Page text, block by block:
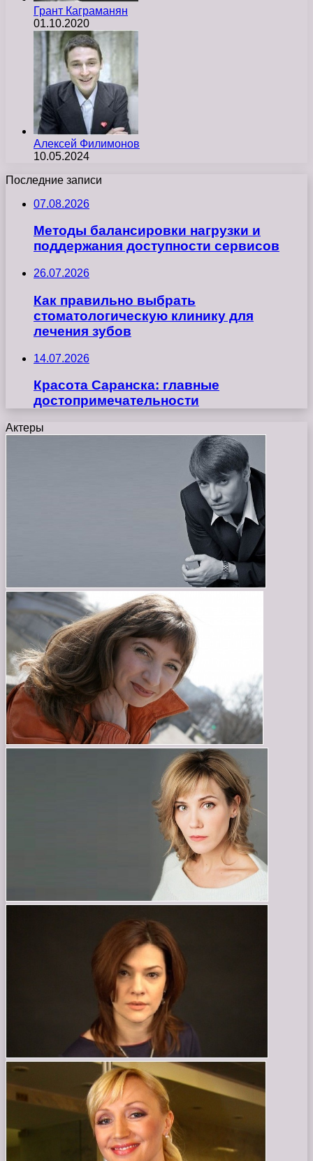
Грант Каграманян
01.10.2020
Алексей Филимонов
10.05.2024
Последние записи
07.08.2026
Методы балансировки нагрузки и
поддержания доступности сервисов
26.07.2026
Как правильно выбрать
стоматологическую клинику для
лечения зубов
14.07.2026
Красота Саранска: главные
достопримечательности
Актеры